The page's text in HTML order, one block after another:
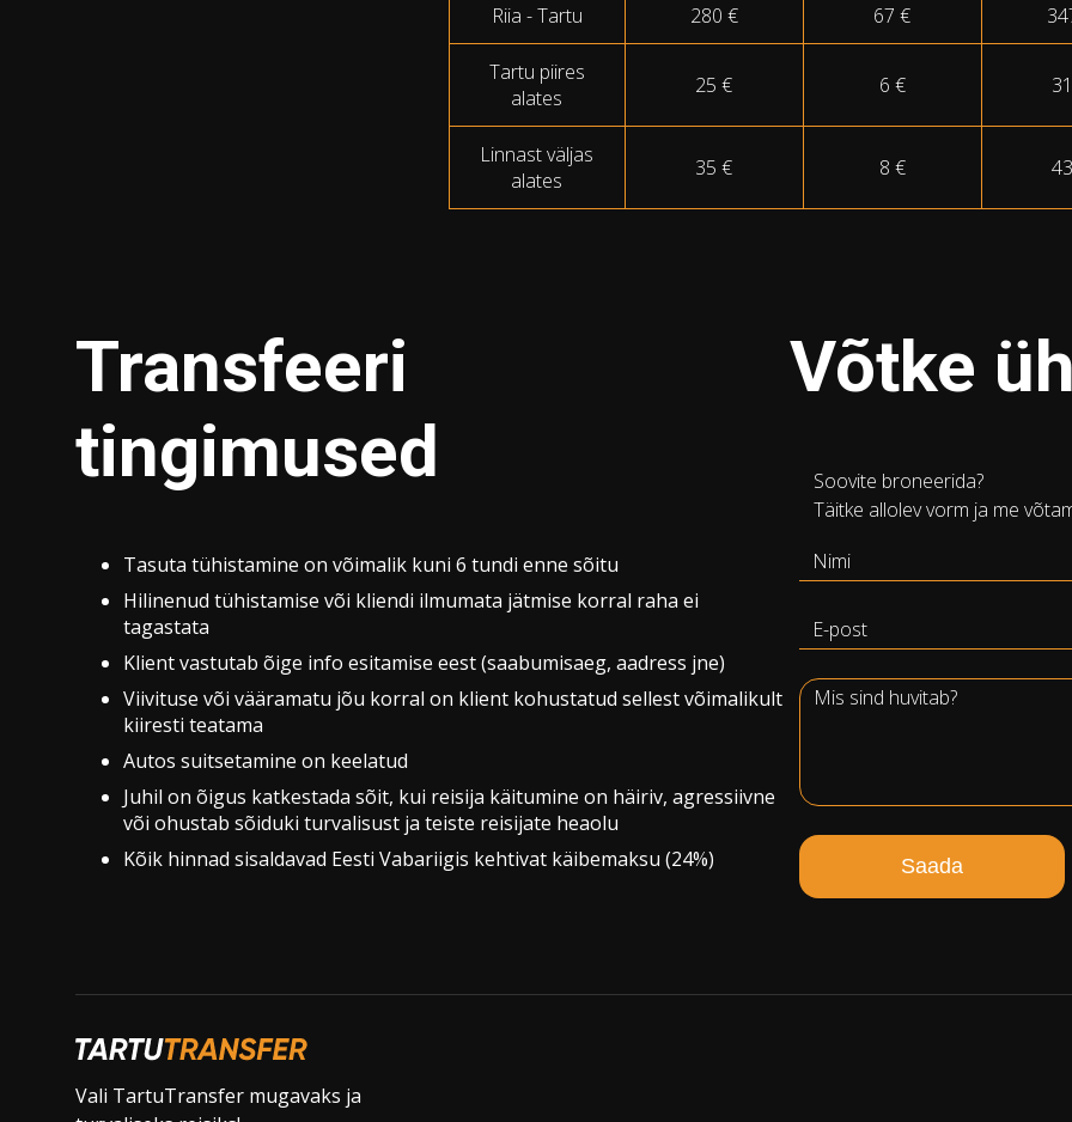
Riia - Tartu 280 € 67 €
Tartu piires
alates
25 € 6 €
Linnast väljas
alates
35 € 8 €
Transfeeri
tingimused
Tasuta tühistamine on võimalik kuni 6 tundi enne sõitu
Hilinenud tühistamise või kliendi ilmumata jätmise korral raha ei
tagastata
Klient vastutab õige info esitamise eest (saabumisaeg, aadress jne)
Viivituse või vääramatu jõu korral on klient kohustatud sellest võimalikult
kiiresti teatama
Autos suitsetamine on keelatud
Juhil on õigus katkestada sõit, kui reisija käitumine on häiriv, agressiivne
või ohustab sõiduki turvalisust ja teiste reisijate heaolu
Kõik hinnad sisaldavad Eesti Vabariigis kehtivat käibemaksu (24%)
Võtke
Soovite broneerida?
Täitke allolev vorm ja me
Saada
Vali TartuTransfer mugavaks ja